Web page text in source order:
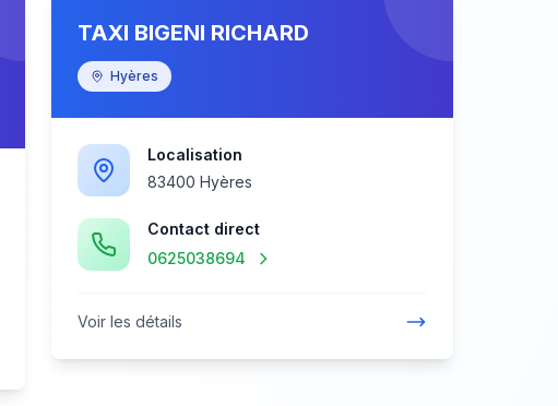
TAXI BIGENI RICHARD
Hyères
Localisation
83400 Hyères
Contact direct
0625038694
Voir les détails